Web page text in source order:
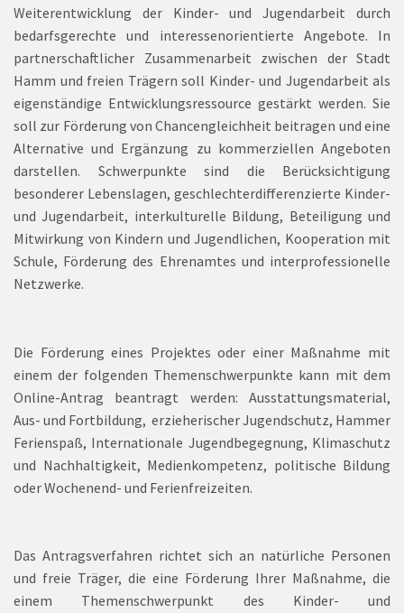
Weiterentwicklung der Kinder- und Jugendarbeit durch
bedarfsgerechte und interessenorientierte Angebote. In
partnerschaftlicher Zusammenarbeit zwischen der Stadt
Hamm und freien Trägern soll Kinder- und Jugendarbeit als
eigenständige Entwicklungsressource gestärkt werden. Sie
soll zur Förderung von Chancengleichheit beitragen und eine
Alternative und Ergänzung zu kommerziellen Angeboten
darstellen. Schwerpunkte sind die Berücksichtigung
besonderer Lebenslagen, geschlechterdifferenzierte Kinder-
und Jugendarbeit, interkulturelle Bildung, Beteiligung und
Mitwirkung von Kindern und Jugendlichen, Kooperation mit
Schule, Förderung des Ehrenamtes und interprofessionelle
Netzwerke.
Die Förderung eines Projektes oder einer Maßnahme mit
einem der folgenden Themenschwerpunkte kann mit dem
Online-Antrag beantragt werden: Ausstattungsmaterial,
Aus- und Fortbildung, erzieherischer Jugendschutz, Hammer
Ferienspaß, Internationale Jugendbegegnung, Klimaschutz
und Nachhaltigkeit, Medienkompetenz, politische Bildung
oder Wochenend- und Ferienfreizeiten.
Das Antragsverfahren richtet sich an natürliche Personen
und freie Träger, die eine Förderung Ihrer Maßnahme, die
einem Themenschwerpunkt des Kinder- und